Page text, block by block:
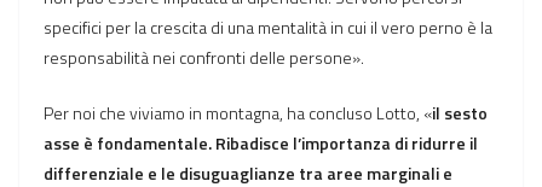
specifici per la crescita di una mentalità in cui il vero perno è la
responsabilità nei confronti delle persone».
Per noi che viviamo in montagna, ha concluso Lotto, «il sesto
asse è fondamentale. Ribadisce l’importanza di ridurre il
differenziale e le disuguaglianze tra aree marginali e